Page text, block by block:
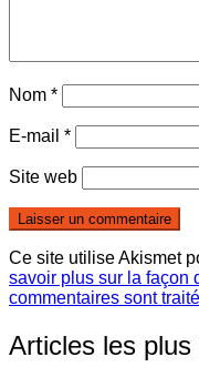
Nom *
E-mail *
Site web
Ce site utilise Akismet
savoir plus sur la façon
commentaires sont
Articles les